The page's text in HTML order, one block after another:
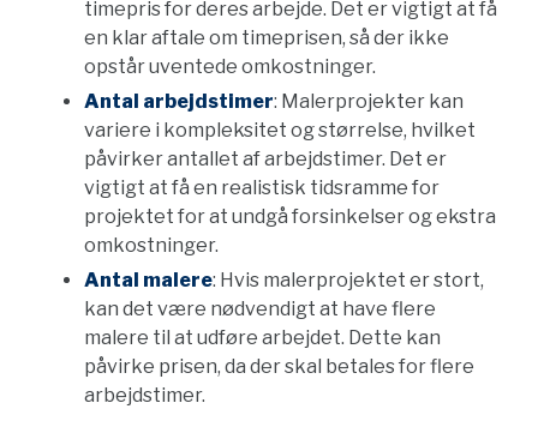
timepris for deres arbejde. Det er vigtigt at få
en klar aftale om timeprisen, så der ikke
opstår uventede omkostninger.
Antal arbejdstimer: Malerprojekter kan
variere i kompleksitet og størrelse, hvilket
påvirker antallet af arbejdstimer. Det er
vigtigt at få en realistisk tidsramme for
projektet for at undgå forsinkelser og ekstra
omkostninger.
Antal malere: Hvis malerprojektet er stort,
kan det være nødvendigt at have flere
malere til at udføre arbejdet. Dette kan
påvirke prisen, da der skal betales for flere
arbejdstimer.